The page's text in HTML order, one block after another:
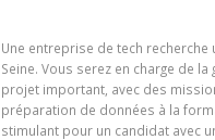
Une entreprise de tech recherche
Seine. Vous serez en charge de
projet important, avec des
préparation de données à la
stimulant pour un candidat avec